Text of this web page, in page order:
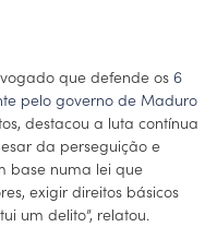
que defende os 6
pelo governo de Maduro
destacou a luta contínua
da perseguição e
base numa lei que
exigir direitos básicos
um delito”, relatou.